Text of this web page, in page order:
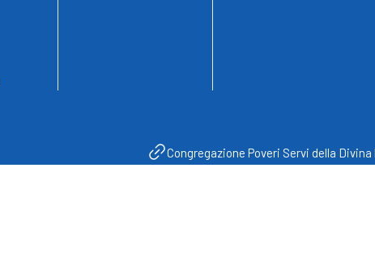
Congregazione Poveri Servi della Divina
Privacy PolicyCookie PolicyInformativa e